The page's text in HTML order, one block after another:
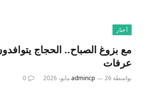
أخبار
مع بزوغ الصباح.. الحجاج
عرفات
بواسطة admincp 26 مايو، 2026 0